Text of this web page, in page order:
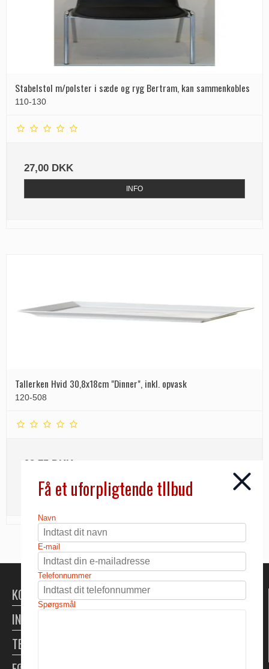
Stabelstol m/polster i sæde og ryg Bertram, kan sammenkobles
110-130
27,00 DKK
INFO
Tallerken Hvid 30,8x18cm "Dinner", inkl. opvask
120-508
93,75 DKK
INFO
KONTAKT
INFORMATION
TELTUDLEJNING
Få et uforpligtende tllbud
Navn
E-mail
Telefonnummer
Spørgsmål